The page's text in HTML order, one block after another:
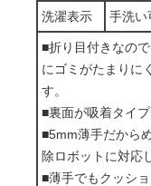
洗濯表示 手洗い
■折り目付きなの
にゴミがたまりに
す。
■裏面が吸着タイ
■5mm薄手だから
除ロボットに対応
■薄手でもクッシ